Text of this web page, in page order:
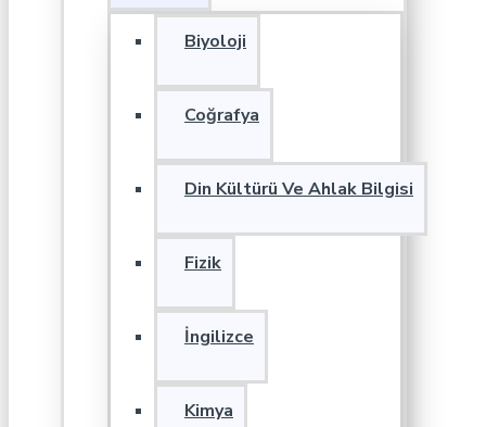
Biyoloji
Coğrafya
Din Kültürü Ve Ahlak Bilgisi
Fizik
İngilizce
Kimya